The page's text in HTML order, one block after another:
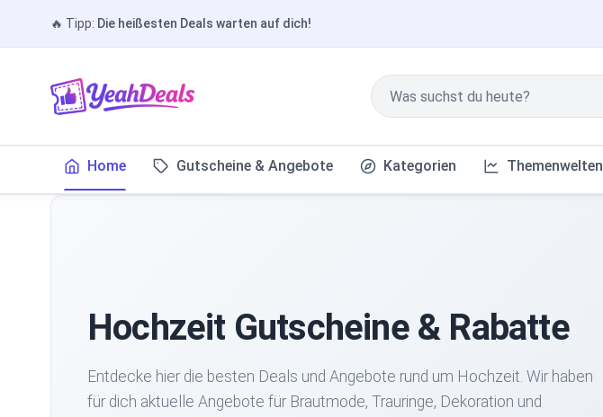
🔥 Tipp: Die heißesten Deals warten auf dich!
Home Gutscheine & Angebote Kategorien Themenwelten
Hochzeit Gutscheine & Rabatte
Entdecke hier die besten Deals und Angebote rund um Hochzeit. Wir haben
für dich aktuelle Angebote für Brautmode, Trauringe, Dekoration und